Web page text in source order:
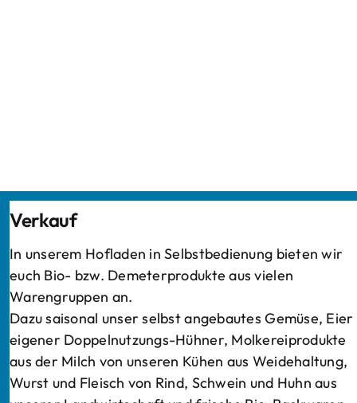
Verkauf
In unserem Hofladen in Selbstbedienung bieten wir
euch Bio- bzw. Demeterprodukte aus vielen
Warengruppen an.
Dazu saisonal unser selbst angebautes Gemüse, Eier
eigener Doppelnutzungs-Hühner, Molkereiprodukte
aus der Milch von unseren Kühen aus Weidehaltung,
Wurst und Fleisch von Rind, Schwein und Huhn aus